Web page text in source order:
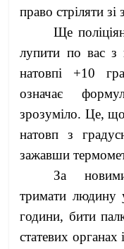
право стріляти
Ще
лупити по вас з
натовпі +10
означає
зрозуміло. Це, що
натовп з
зажавши
За
тримати людину
години, бити
статевих